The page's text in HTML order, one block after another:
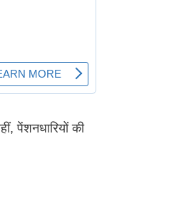
पेंशनधारियों की